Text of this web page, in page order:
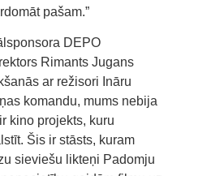
pašam.”
DEPO
Rimants Jugans
ar režisori Ināru
komandu, mums nebija
kino projekts, kuru
Šis ir stāsts, kuram
sieviešu likteņi Padomju